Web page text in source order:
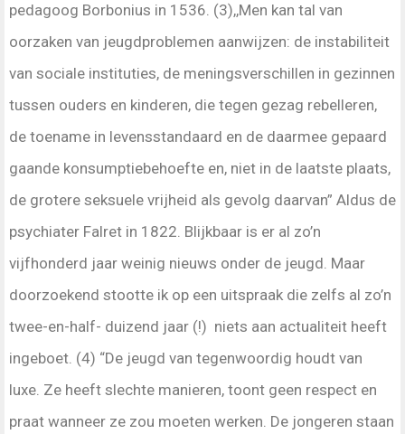
pedagoog Borbonius in 1536. (3),,Men kan tal van
oorzaken van jeugdproblemen aanwijzen: de instabiliteit
van sociale instituties, de meningsverschillen in gezinnen
tussen ouders en kinderen, die tegen gezag rebelleren,
de toename in levensstandaard en de daarmee gepaard
gaande konsumptiebehoefte en, niet in de laatste plaats,
de grotere seksuele vrijheid als gevolg daarvan” Aldus de
psychiater Falret in 1822. Blijkbaar is er al zo’n
vijfhonderd jaar weinig nieuws onder de jeugd. Maar
doorzoekend stootte ik op een uitspraak die zelfs al zo’n
twee-en-half- duizend jaar (!) niets aan actualiteit heeft
ingeboet. (4) “De jeugd van tegenwoordig houdt van
luxe. Ze heeft slechte manieren, toont geen respect en
praat wanneer ze zou moeten werken. De jongeren staan